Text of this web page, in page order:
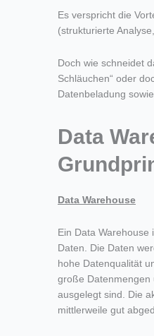
Es verspricht die
(strukturierte
Doch wie schneidet
Schläuchen“ oder
Datenbeladung
Data
Data Warehouse
Ein Data Warehouse
Daten. Die Daten
hohe Datenqualität
große Datenmengen
ausgelegt sind . Die
mittlerweile gut abg